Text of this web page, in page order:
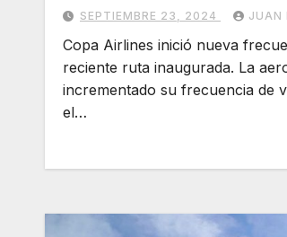
SEPTIEMBRE 23, 2024 JUAN
Copa Airlines inició nueva
reciente ruta inaugurada. La
incrementado su frecuencia de
el…